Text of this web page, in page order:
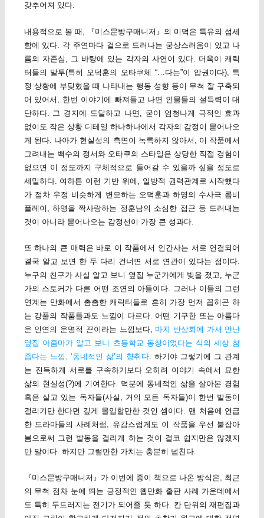
갖추어져 있다.
내용적으로 볼 때, 『미스문방구매니저』의 미덕은 특유의 섬세
함에 있다. 각 주연마다 겉으로 드러나는 궁상스러움이 있고 나
름의 자존심, 그 바탕에 있는 각자의 사연이 있다. 더욱이 캐릭
터들의 말투(특히 오덕훈의 오타쿠체 “…다는”이 압권이다), 특
정 상황에 부딪혔을 때 나타내는 행동 성향 등이 무척 잘 구축되
어 있어서, 한번 이야기에 빠져들고 나면 인물들의 설득력이 대
단하다. 그 경지에 도달하고 나면, 굳이 엄청나게 극적인 효과
없이도 작은 상황 디테일 하나하나에서 각자의 감정이 묻어나오
게 된다. 나아가 현실성의 측면이 녹록하지 않아서, 이 작품에서
그려내는 백수의 정서와 오타쿠의 스타일은 상당한 직접 경험이
없으면 이 정도까지 구체적으로 들어갈 수 있을까 싶을 정도로
세밀하다. 여하튼 이런 기반 위에, 일방적 권력관계로 시작했다
가 점차 우정 비슷하게 변모하는 오덕훈과 하영의 수사극 콤비
플레이, 하영을 짝사랑하는 정훈남의 소심한 접근 등 드러내는
것이 아니라 묻어나오는 감정선이 가장 큰 성과다.
또 하나의 큰 매력은 바로 이 작품에서 인간사는 서로 연결되어
결국 알고 보면 한 두 다리 건너면 서로 연관이 있다는 점이다.
누구의 친구가 사실 알고 보니 옆집 누군가에게 빚을 졌고, 누군
가의 스토커가 다른 어떤 조연의 아들이다. 그러나 이들의 그런
연계는 만화에서 촘촘한 캐릭터들로 흔히 가장 먼저 꼽히곤 하
는 강풀의 작품들과도 느낌이 다르다. 어떤 기구한 또는 아름다
운 인연의 운명적 끈이라는 느낌보다, 마치 반상회에 가서 만난
옆집 아줌마가 알고 보니 초등학교 동창이었다는 식의 세상 참
좁다는 느낌, ‘동네적인 삶’의 향취다 . 하기야 그렇기에 그 관계
는 진득하게 서로를 구속하기보다 오히려 이야기 속에서 묘한
삶의 현실성(?)에 기여한다. 덕분에 동네적인 삶을 살아본 경험
혹은 살고 있는 독자들(사실, 거의 모든 독자들)이 한번 발동이
걸리기만 한다면 깊게 몰입할만한 것인 셈이다. 맨 처음에 언급
한 드라마들의 사례처럼, 유감스럽게도 이 작품을 우선 붙잡아
봄으로써 그런 발동을 걸리게 하는 것이 결코 쉽지만은 않겠지
만 말이다. 하지만 그럴만한 가치는 충분히 넘친다.
『미스문방구매니저』가 이번에 종이 책으로 나온 방식은, 최근
의 무척 점차 눈에 띄는 긍정적인 웹만화 출판 사례 가운데에서
도 특히 두드러지는 전기가 되어줄 듯 하다. 칸 단위의 재편집과